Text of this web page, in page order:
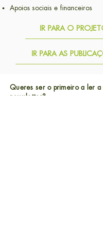
Apoios sociais e financeiros
IR PARA O
IR PARA AS
Queres ser o primeiro a ler a
newsletter?